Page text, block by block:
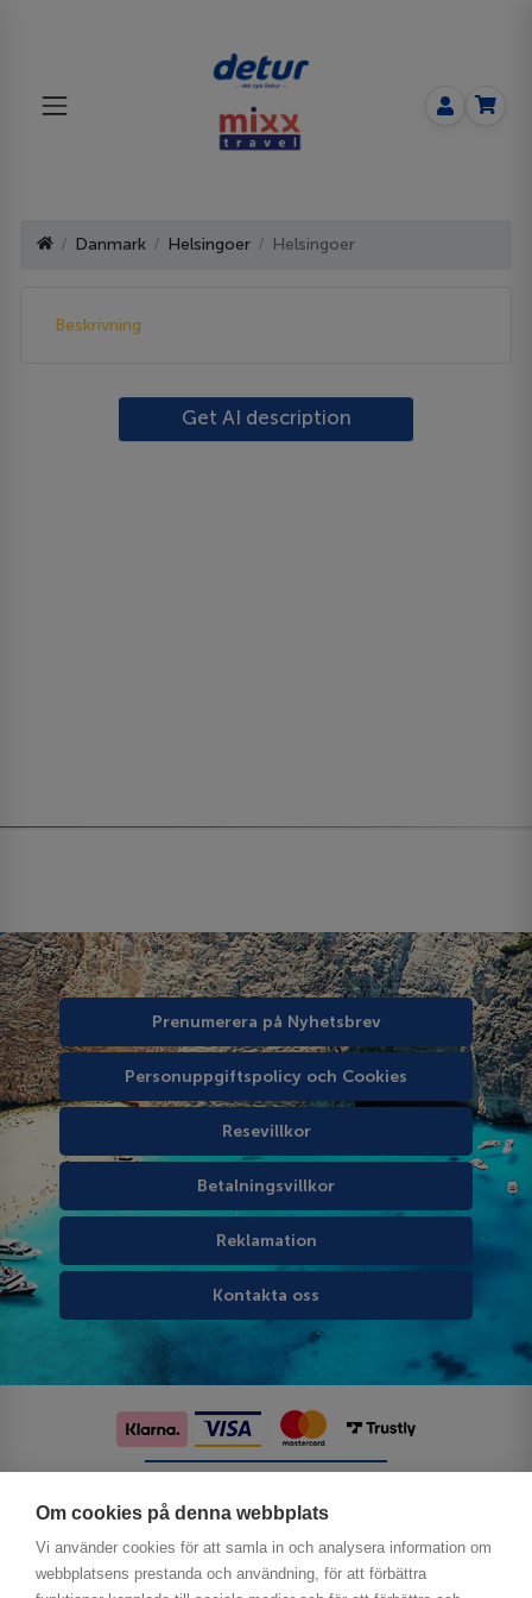
Om cookies på denna webbplats
Vi använder cookies för att samla in och analysera information om
webbplatsens prestanda och användning, för att förbättra
Danmark Helsingoer Helsingoer
Beskrivning
Get AI description
Prenumerera på Nyhetsbrev
Personuppgiftspolicy och Cookies
Resevillkor
Betalningsvillkor
Reklamation
Kontakta oss
Följ oss på sociala medier